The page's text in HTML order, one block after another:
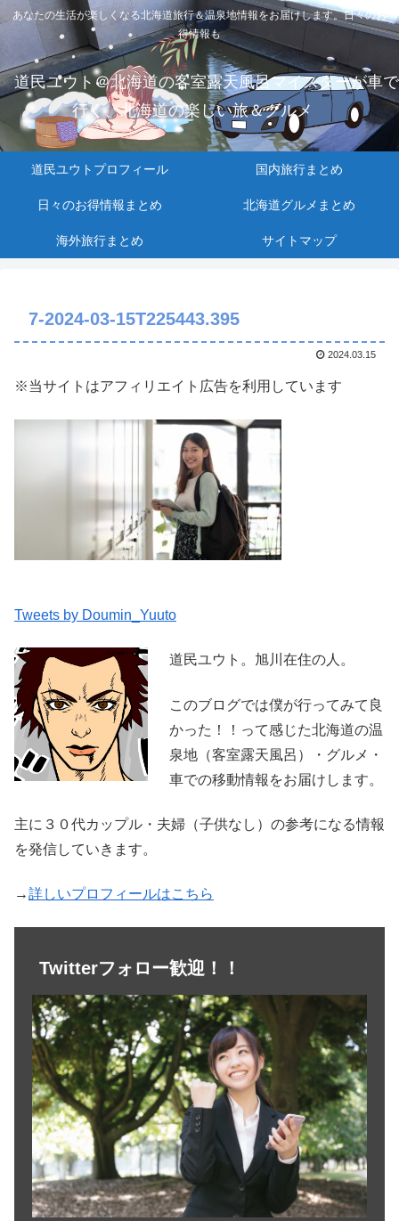
あなたの生活が楽しくなる北海道旅行＆温泉地情報をお届けします。日々のお
得情報も
道民ユウト＠北海道の客室露天風呂マイスターが車で
行く、北海道の楽しい旅＆グルメ
道民ユウトプロフィール 国内旅行まとめ
日々のお得情報まとめ 北海道グルメまとめ
海外旅行まとめ サイトマップ
7-2024-03-15T225443.395
2024.03.15
※当サイトはアフィリエイト広告を利用しています
Tweets by Doumin_Yuuto
道民ユウト。旭川在住の人。
このブログでは僕が行ってみて良
かった！！って感じた北海道の温
泉地（客室露天風呂）・グルメ・
車での移動情報をお届けします。
主に３０代カップル・夫婦（子供なし）の参考になる情報
を発信していきます。
→詳しいプロフィールはこちら
Twitterフォロー歓迎！！